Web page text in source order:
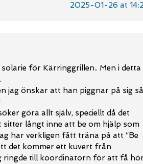
2025-01-26 at
för Kärringgrillen.. Men i detta
jag önskar att han piggnar på sig så
göra allt själv, speciellt då det
långt inne att be om hjälp som
har verkligen fått träna på att “Be
det kommer ett kuvert från
ringde till koordinatorn för att få